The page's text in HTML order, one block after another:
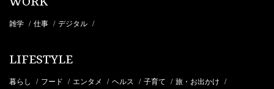
雑学 / 仕事 / デジタル /
LIFESTYLE
暮らし / フード / エンタメ / ヘルス / 子育て / 旅・お出かけ /